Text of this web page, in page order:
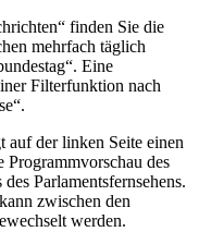
finden Sie die
mehrfach täglich
Eine
Filterfunktion nach
auf der linken Seite einen
Programmvorschau des
Parlamentsfernsehens.
zwischen den
werden.